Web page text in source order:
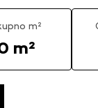
m²
m²